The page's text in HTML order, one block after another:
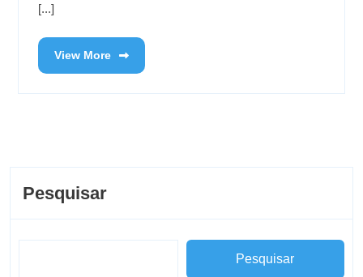
[...]
View More
Pesquisar
Pesquisar